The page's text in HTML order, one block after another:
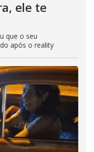
ele te
que o seu
após o reality